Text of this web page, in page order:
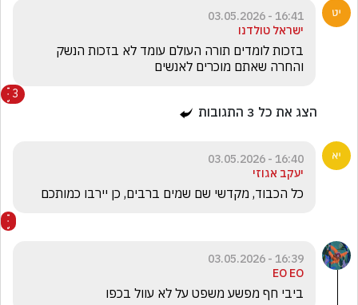
16:41 - 03.05.2026
ישראל טולדנו
והחרה שאתם מוכרים לאנשים
3
הצג את כל 3 התגובות
16:40 - 03.05.2026
יעקב אגוזי
כל הכבוד, מקדשי שם שמים ברבים, כן יירבו כמותכם
16:39 - 03.05.2026
EO EO
ביבי חף מפשע משפט על לא עוול בכפו